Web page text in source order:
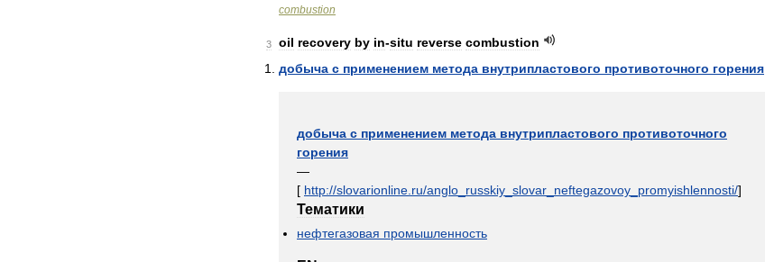
combustion
3 oil recovery by in-situ reverse combustion
добыча с применением метода внутрипластового противоточного горения
добыча с применением метода внутрипластового противоточного
горения
—
[ http://slovarionline ru/anglo russkiy slovar neftegazovoy promyishlennosti/]
Тематики
нефтегазовая промышленность